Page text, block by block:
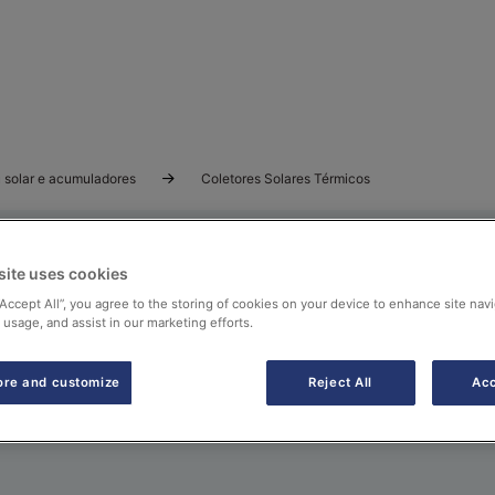
solar e acumuladores Coletores Solares Térmicos
e de tubos de vácuo para a produção de água
uses cookies
All”, you agree to the storing of cookies on your device to enhance site
usage, and assist in our marketing efforts.
and customize Reject All